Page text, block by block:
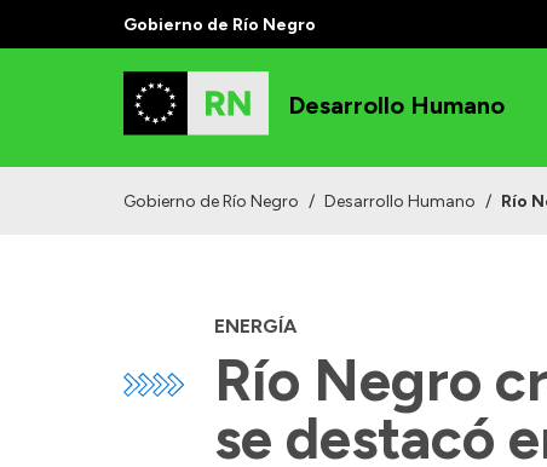
Gobierno de Río Negro
Desarrollo Humano
Gobierno de Río Negro / Desarrollo Humano / Río
ENERGÍA
Río Negro
se destacó